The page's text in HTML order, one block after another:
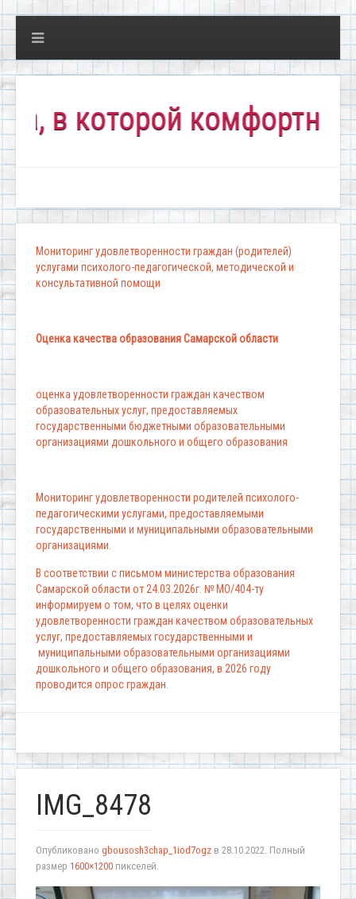
комфортно
Мониторинг удовлетворенности граждан (родителей)
услугами психолого-педагогической, методической и
консультативной помощи
Оценка качества образования Самарской области
оценка удовлетворенности граждан качеством
образовательных услуг, предоставляемых
государственными бюджетными образовательными
организациями дошкольного и общего образования
Мониторинг удовлетворенности родителей психолого-
педагогическими услугами, предоставляемыми
государственными и муниципальными образовательными
организациями.
В соответствии с письмом министерства образования
Самарской области от 24.03.2026г. № МО/404-ту
информируем о том, что в целях оценки
удовлетворенности граждан качеством образовательных
услуг, предоставляемых государственными и
муниципальными образовательными организациями
дошкольного и общего образования, в 2026 году
проводится опрос граждан.
IMG_8478
Опубликовано gbousosh3chap_1iod7ogz в 28.10.2022. Полный
размер 1600×1200 пикселей.